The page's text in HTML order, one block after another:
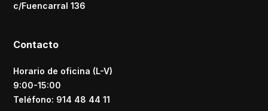
c/Fuencarral 136
Contacto
Horario de oficina (L-V)
9:00-15:00
Teléfono: 914 48 44 11